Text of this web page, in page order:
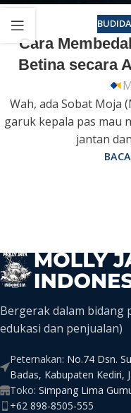
Cara
Betina secara
Wah, ada Sobat Moja
garuk kepala pas mau
jantan
Bergerak dalam bidang
edukasi dan penjualan)
Peternakan: No.74 Dsn.
Badas, Kabupaten Kediri,
Toko: Simpang Lima
+62 898-8505-555